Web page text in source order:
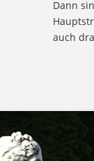
Dann
auch